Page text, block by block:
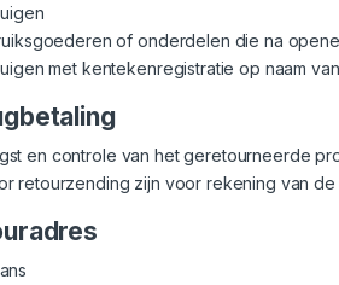
of onderdelen die na
met kentekenregistratie op naam
en controle van het geretourneerde
retourzending zijn voor rekening van